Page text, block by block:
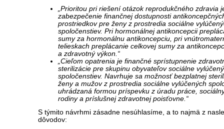
„Prioritou pri riešení otázok reprodukčného zdravia
zabezpečenie finančnej dostupnosti
prostriedkov pre ženy z prostredia sociálne
spoločenstiev. Pri hormonálnej antikoncepcii
sumy za hormonálnu antikoncepciu, pri
telieskach preplácanie celkovej sumy za
a zdravotný výkon.“
„Cieľom opatrenia je finančné sprístupnenie
sterilizácie pre skupinu obyvateľov sociálne
spoločenstiev. Navrhuje sa možnosť bezplatnej
ženy a mužov z prostredia sociálne vylúčených
uhrádzaná formou príspevku z úradu práce,
rodiny a príslušnej zdravotnej poisťovne.“
S týmito návrhmi zásadne nesúhlasíme, a to najmä z
dôvodov: